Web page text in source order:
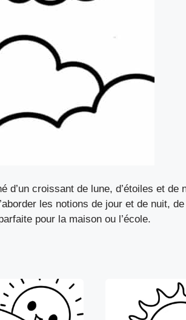
croissant de lune, d’étoiles et de
les notions de jour et de nuit,
pour la maison ou l’école.